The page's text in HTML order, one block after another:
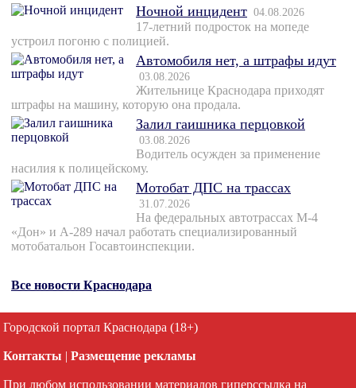
Ночной инцидент 04.08.2026
17-летний подросток на мопеде
устроил погоню с полицией.
Автомобиля нет, а штрафы идут
03.08.2026
Жительнице Краснодара приходят
штрафы на машину, которую она продала.
Залил гаишника перцовкой
03.08.2026
Водитель осужден за применение
насилия к полицейскому.
Мотобат ДПС на трассах
31.07.2026
На федеральных автотрассах М-4
«Дон» и А-289 начал работать специализированный
мотобатальон Госавтоинспекции.
Все новости Краснодара
Городской портал Краснодара (18+)
Контакты | Размещение рекламы
При любом использовании материалов гиперссылка на